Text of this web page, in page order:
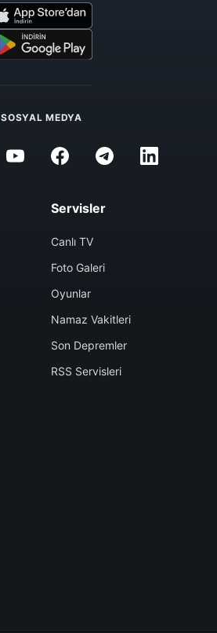
SOSYAL MEDYA
Servisler
Canlı TV
Foto Galeri
Oyunlar
Namaz Vakitleri
Son Depremler
RSS Servisleri